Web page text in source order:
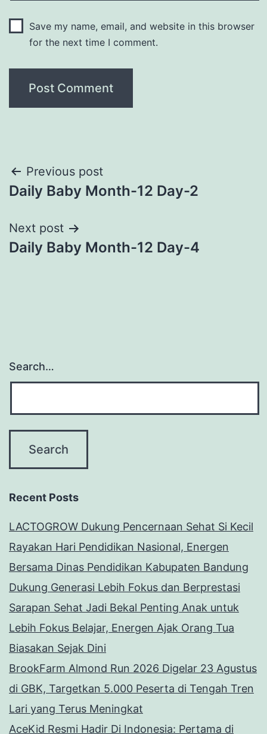
Save my name, email, and website in this browser
for the next time I comment.
Post
navigation
Previous post
Daily Baby Month-12 Day-2
Next post
Daily Baby Month-12 Day-4
Search…
Recent Posts
LACTOGROW Dukung Pencernaan Sehat Si Kecil
Rayakan Hari Pendidikan Nasional, Energen
Bersama Dinas Pendidikan Kabupaten Bandung
Dukung Generasi Lebih Fokus dan Berprestasi
Sarapan Sehat Jadi Bekal Penting Anak untuk
Lebih Fokus Belajar, Energen Ajak Orang Tua
Biasakan Sejak Dini
BrookFarm Almond Run 2026 Digelar 23 Agustus
di GBK, Targetkan 5.000 Peserta di Tengah Tren
Lari yang Terus Meningkat
AceKid Resmi Hadir Di Indonesia: Pertama di